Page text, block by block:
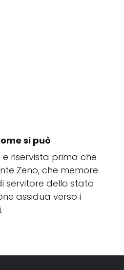
si può
riservista prima che
Zeno, che memore
servitore dello stato
assidua verso i